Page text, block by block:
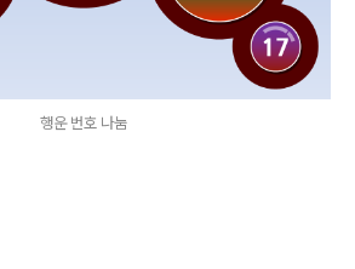
행운 번호 나눔